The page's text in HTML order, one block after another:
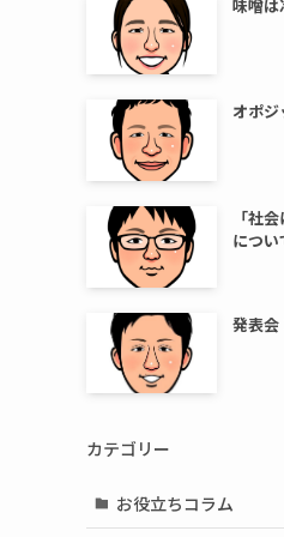
味噌は
オポジ
「社
につい
発表会
カテゴリー
お役立ちコラム